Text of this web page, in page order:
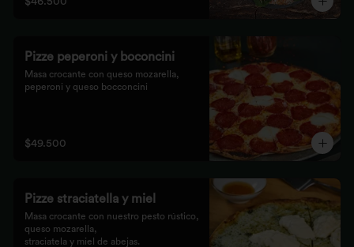
Pizze peperoni y boconcini
Masa crocante con queso mozarella,
peperoni y queso bocconcini
$49.500
Pizze straciatella y miel
Masa crocante con nuestro pesto rústico,
queso mozarella,
straciatela y miel de abejas.